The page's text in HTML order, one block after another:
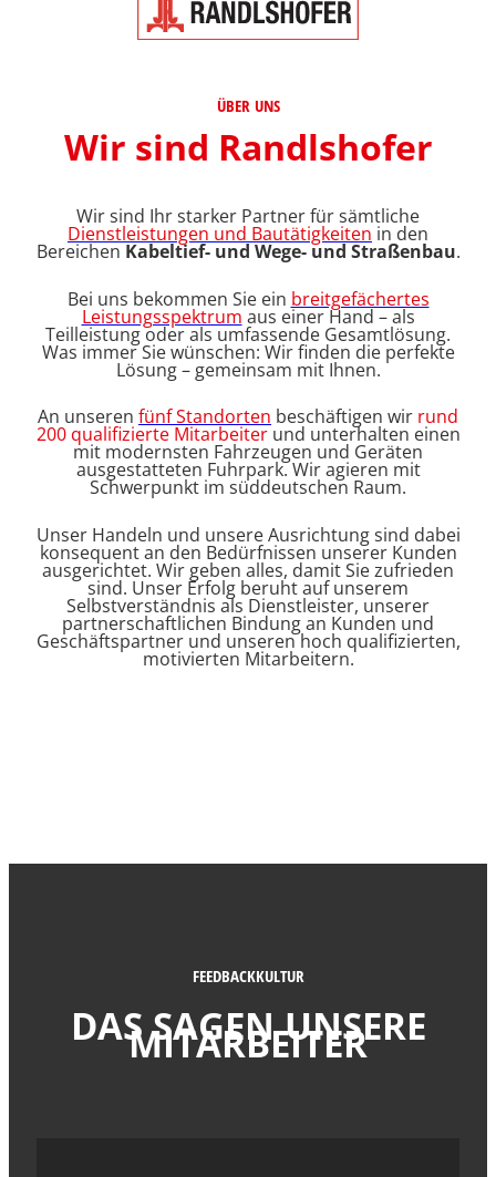
ÜBER UNS
Wir sind Randlshofer
Wir sind Ihr starker Partner für sämtliche
Dienstleistungen und Bautätigkeiten in den
Bereichen Kabeltief- und Wege- und Straßenbau.
Bei uns bekommen Sie ein breitgefächertes
Leistungsspektrum aus einer Hand – als
Teilleistung oder als umfassende Gesamtlösung.
Was immer Sie wünschen: Wir finden die perfekte
Lösung – gemeinsam mit Ihnen.
An unseren fünf Standorten beschäftigen wir rund
200 qualifizierte Mitarbeiterund unterhalten einen
mit modernsten Fahrzeugen und Geräten
ausgestatteten Fuhrpark. Wir agieren mit
Schwerpunkt im süddeutschen Raum.
Unser Handeln und unsere Ausrichtung sind dabei
konsequent an den Bedürfnissen unserer Kunden
ausgerichtet. Wir geben alles, damit Sie zufrieden
sind. Unser Erfolg beruht auf unserem
Selbstverständnis als Dienstleister, unserer
partnerschaftlichen Bindung an Kunden und
Geschäftspartner und unseren hoch qualifizierten,
motivierten Mitarbeitern.
FEEDBACKKULTUR
DAS SAGEN UNSERE
MITARBEITER